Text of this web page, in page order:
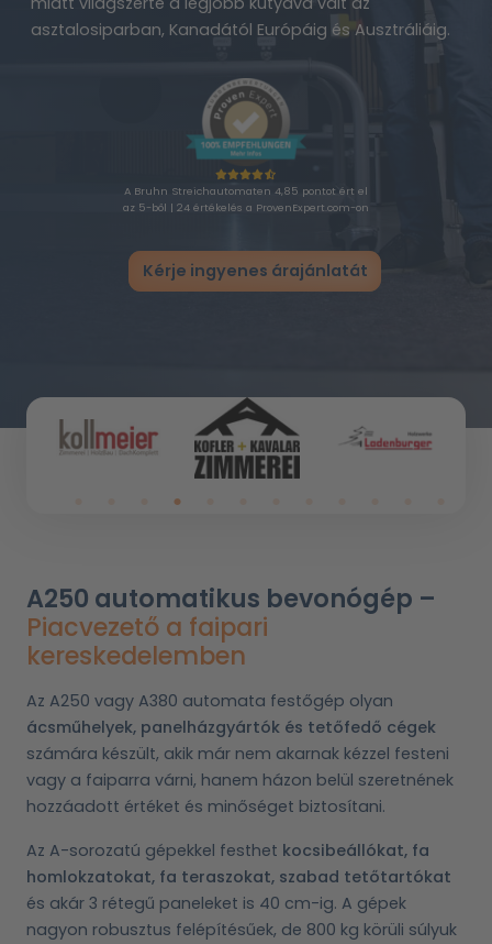
asztalosiparban, Kanadától Európáig és Ausztráliáig.
A Bruhn Streichautomaten 4,85 pontot ért el
az 5-ből | 24 értékelés a ProvenExpert.com-on
Kérje ingyenes árajánlatát
A250 automatikus bevonógép –
Piacvezető a faipari
kereskedelemben
Az A250 vagy A380 automata festőgép olyan
ácsműhelyek, panelházgyártók és tetőfedő cégek
számára készült, akik már nem akarnak kézzel festeni
vagy a faiparra várni, hanem házon belül szeretnének
hozzáadott értéket és minőséget biztosítani.
Az A-sorozatú gépekkel festhet kocsibeállókat, fa
homlokzatokat, fa teraszokat, szabad tetőtartókat
és akár 3 rétegű paneleket is 40 cm-ig. A gépek
nagyon robusztus felépítésűek, de 800 kg körüli súlyuk